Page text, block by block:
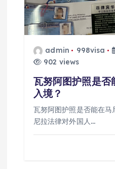
admin 998visa
902 views
瓦努阿图护照是否
入境？
瓦努阿图护照是否能在
尼拉法律对外国人…